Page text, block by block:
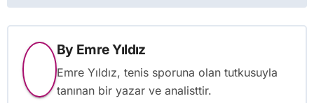
By Emre Yıldız
Emre Yıldız, tenis sporuna olan tutkusuyla
tanınan bir yazar ve analisttir.